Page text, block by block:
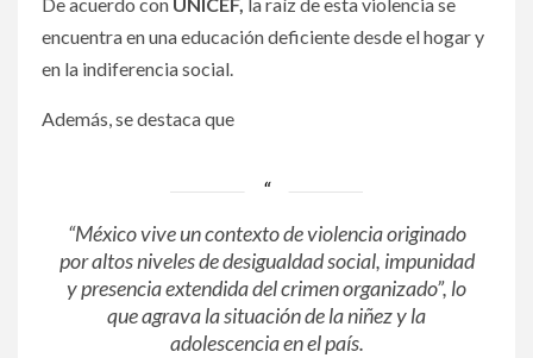
De acuerdo con UNICEF, la raíz de esta violencia se
encuentra en una educación deficiente desde el hogar y
en la indiferencia social.
Además, se destaca que
“México vive un contexto de violencia originado
por altos niveles de desigualdad social, impunidad
y presencia extendida del crimen organizado”, lo
que agrava la situación de la niñez y la
adolescencia en el país.